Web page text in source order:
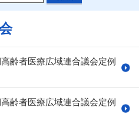
齢者医療広域連合議会定例
齢者医療広域連合議会定例